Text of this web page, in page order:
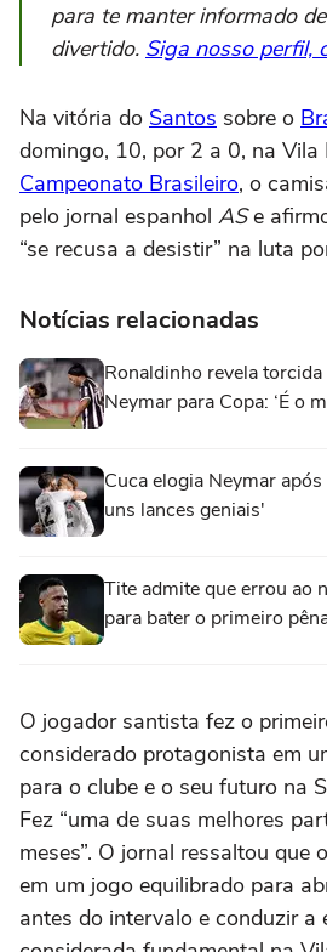
para te manter informado
divertido. Siga nosso perfil,
Na vitória do Santos sobre o
domingo, 10, por 2 a 0, na Vila
Campeonato Brasileiro, o
pelo jornal espanhol ASe
“se recusa a desistir” na luta
Notícias relacionadas
Ronaldinho revela
Neymar para Copa: ‘É o
Cuca elogia Neymar
uns lances geniais'
Tite admite que errou ao
para bater o primeiro
O jogador santista fez o
considerado protagonista em
para o clube e o seu futuro na
Fez “uma de suas melhores
meses”. O jornal ressaltou que
em um jogo equilibrado para
antes do intervalo e conduzir a